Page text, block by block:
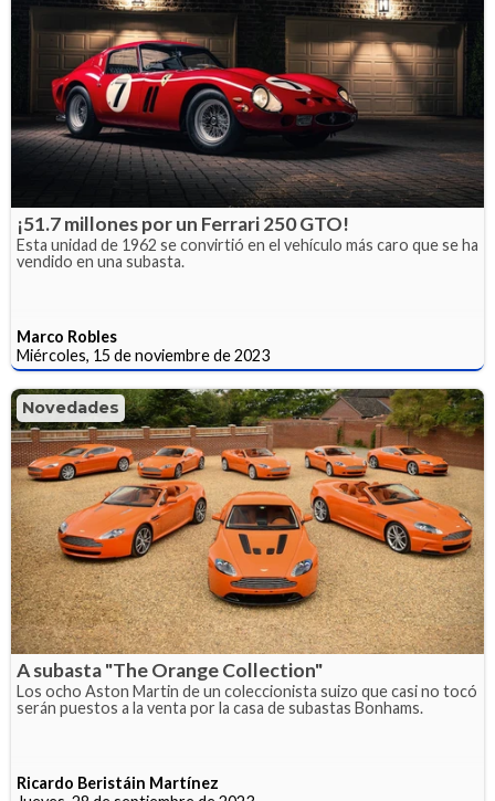
¡51.7 millones por un Ferrari 250 GTO!
Esta unidad de 1962 se convirtió en el vehículo más caro que se ha
vendido en una subasta.
Marco Robles
Miércoles, 15 de noviembre de 2023
Novedades
A subasta "The Orange Collection"
Los ocho Aston Martin de un coleccionista suizo que casi no tocó
serán puestos a la venta por la casa de subastas Bonhams.
Ricardo Beristáin Martínez